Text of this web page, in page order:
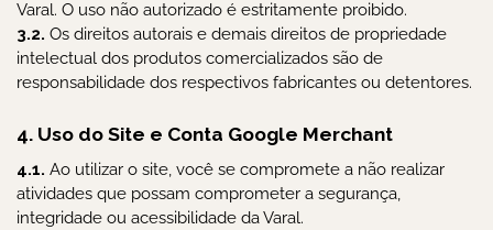
Varal. O uso não autorizado é estritamente proibido.
3.2. Os direitos autorais e demais direitos de propriedade
intelectual dos produtos comercializados são de
responsabilidade dos respectivos fabricantes ou detentores.
4. Uso do Site e Conta Google Merchant
4.1. Ao utilizar o site, você se compromete a não realizar
atividades que possam comprometer a segurança,
integridade ou acessibilidade da Varal.